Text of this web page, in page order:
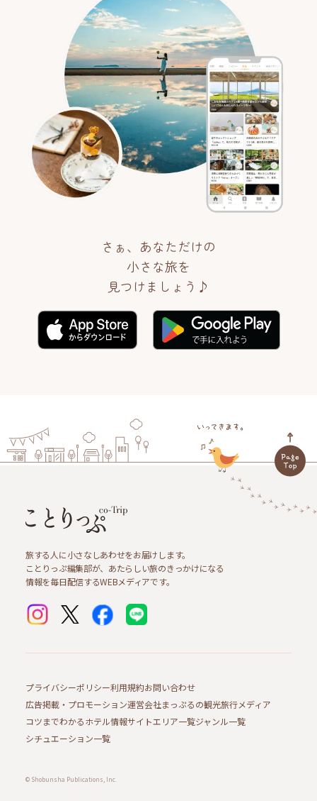
さぁ、あなただけの
小さな旅を
見つけましょう♪
旅する人に小さなしあわせをお届けします。
ことりっぷ編集部が、あたらしい旅のきっかけになる
情報を毎日配信するWEBメディアです。
プライバシーポリシー利用規約お問い合わせ
広告掲載・プロモーション運営会社まっぷるの観光旅行メディア
コツまでわかるホテル情報サイトエリア一覧ジャンル一覧
シチュエーション一覧
© Shobunsha Publications, Inc.